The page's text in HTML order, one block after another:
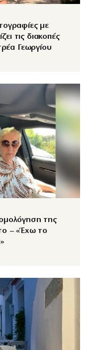
με
τις διακοπές
Γεωργίου
της
– «Έχω το